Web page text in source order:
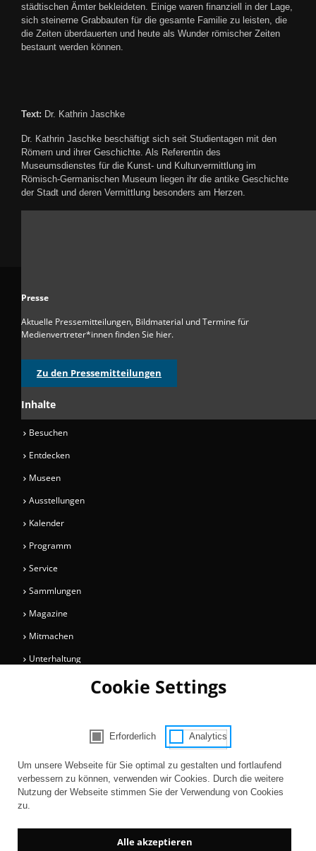
städtischen Ämter bekleideten. Einige waren finanziell in der Lage,
sich steinerne Grabbauten für die gesamte Familie zu leisten, die
die Zeiten überdauerten und heute als Wunder römischer Zeiten
bestaunt werden können.
Text: Dr. Kathrin Jaschke
Dr. Kathrin Jaschke beschäftigt sich seit Studientagen mit den
Römern und ihrer Geschichte. Als Referentin des
Museumsdienstes für die Kunst- und Kulturvermittlung im
Römisch-Germanischen Museum liegen ihr die antike Geschichte
der Stadt und deren Vermittlung besonders am Herzen.
Presse
Aktuelle Pressemitteilungen, Bildmaterial und Termine für
Medienvertreter*innen finden Sie hier.
Zu den Pressemitteilungen
Inhalte
Besuchen
Entdecken
Museen
Ausstellungen
Kalender
Programm
Service
Sammlungen
Magazine
Mitmachen
Unterhaltung
rund um die Kölner Museen.
Zur Registrierung
Cookie Settings
Consent Selection | Auswahl der
Erforderlich Analytics
Um unsere Webseite für Sie optimal zu gestalten und fortlaufend
verbessern zu können, verwenden wir Cookies. Durch die weitere
Nutzung der Webseite stimmen Sie der Verwendung von Cookies
zu.
Alle akzeptieren